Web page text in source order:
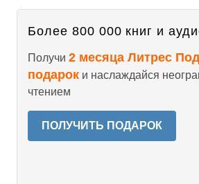
Более 800 000 книг и
Получи 2 месяца Литрес
подарок и наслаждайся
чтением
ПОЛУЧИТЬ ПОДАРОК